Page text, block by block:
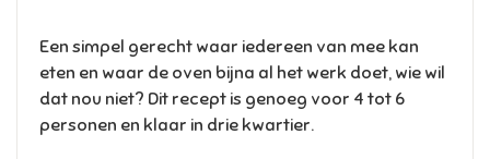
Een simpel gerecht waar iedereen van mee kan
eten en waar de oven bijna al het werk doet, wie wil
dat nou niet? Dit recept is genoeg voor 4 tot 6
personen en klaar in drie kwartier.